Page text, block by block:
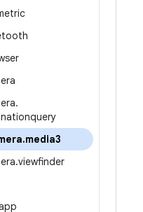
.
.media3
.viewfinder